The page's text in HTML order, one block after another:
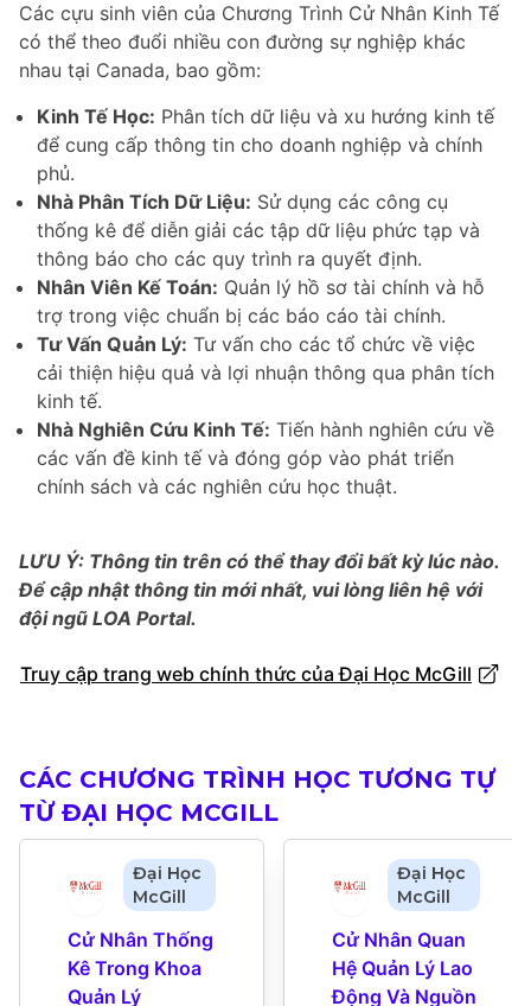
Các cựu sinh viên của Chương Trình Cử Nhân Kinh Tế
có thể theo đuổi nhiều con đường sự nghiệp khác
nhau tại Canada, bao gồm:
Kinh Tế Học: Phân tích dữ liệu và xu hướng kinh tế
để cung cấp thông tin cho doanh nghiệp và chính
phủ.
Nhà Phân Tích Dữ Liệu: Sử dụng các công cụ
thống kê để diễn giải các tập dữ liệu phức tạp và
thông báo cho các quy trình ra quyết định.
Nhân Viên Kế Toán: Quản lý hồ sơ tài chính và hỗ
trợ trong việc chuẩn bị các báo cáo tài chính.
Tư Vấn Quản Lý: Tư vấn cho các tổ chức về việc
cải thiện hiệu quả và lợi nhuận thông qua phân tích
kinh tế.
Nhà Nghiên Cứu Kinh Tế: Tiến hành nghiên cứu về
các vấn đề kinh tế và đóng góp vào phát triển
chính sách và các nghiên cứu học thuật.
LƯU Ý: Thông tin trên có thể thay đổi bất kỳ lúc nào.
Để cập nhật thông tin mới nhất, vui lòng liên hệ với
đội ngũ LOA Portal.
Truy cập trang web chính thức của Đại Học McGill
CÁC CHƯƠNG TRÌNH HỌC TƯƠNG TỰ
TỪ ĐẠI HỌC MCGILL
Đại Học
McGill
Cử Nhân Thống
Kê Trong Khoa
Quản Lý
Đại Học
McGill
Cử Nhân Quan
Hệ Quản Lý Lao
Động Và Nguồn